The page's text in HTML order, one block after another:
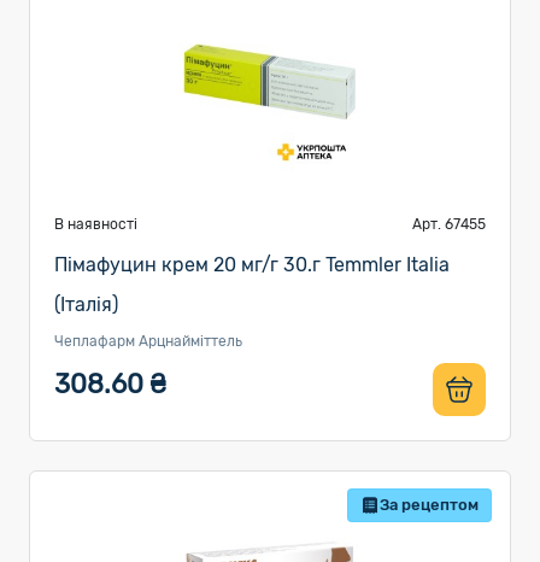
В наявності Арт. 67455
Пімафуцин крем 20 мг/г 30.г Temmler Italia
(Італія)
Чеплафарм Арцнайміттель
308.60 ₴
За рецептом